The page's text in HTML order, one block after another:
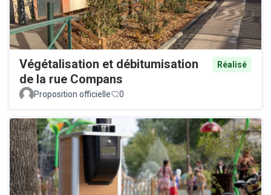
Végétalisation et débitumisation
de la rue Compans
Réalisé
Proposition officielle 0